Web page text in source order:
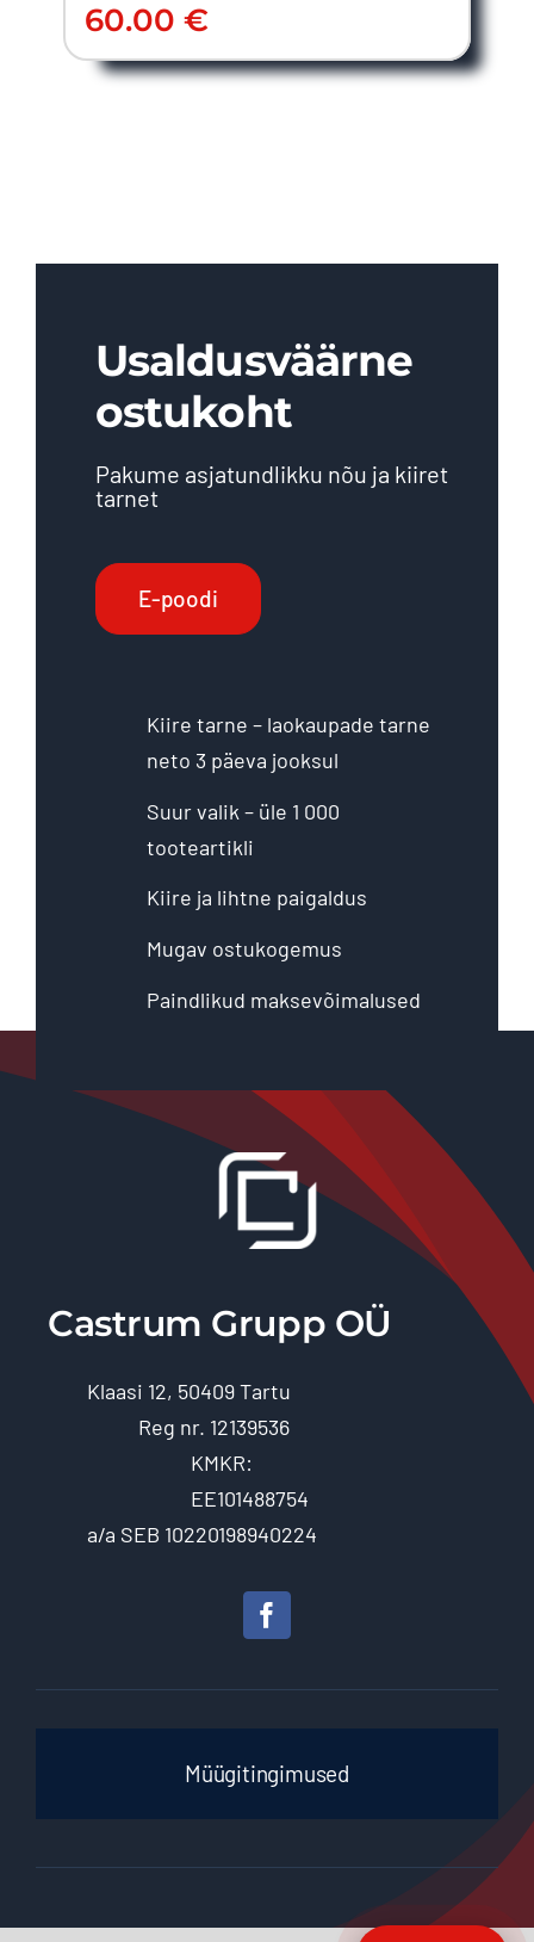
60.00€
Usaldusväärne
ostukoht
Pakume asjatundlikku nõu ja kiiret
tarnet
E-poodi
Kiire tarne – laokaupade tarne
neto 3 päeva jooksul
Suur valik – üle 1 000
tooteartikli
Kiire ja lihtne paigaldus
Mugav ostukogemus
Paindlikud maksevõimalused
Castrum Grupp OÜ
Klaasi 12, 50409 Tartu
Reg nr. 12139536
KMKR:
EE101488754
a/a SEB 10220198940224
Müügitingimused